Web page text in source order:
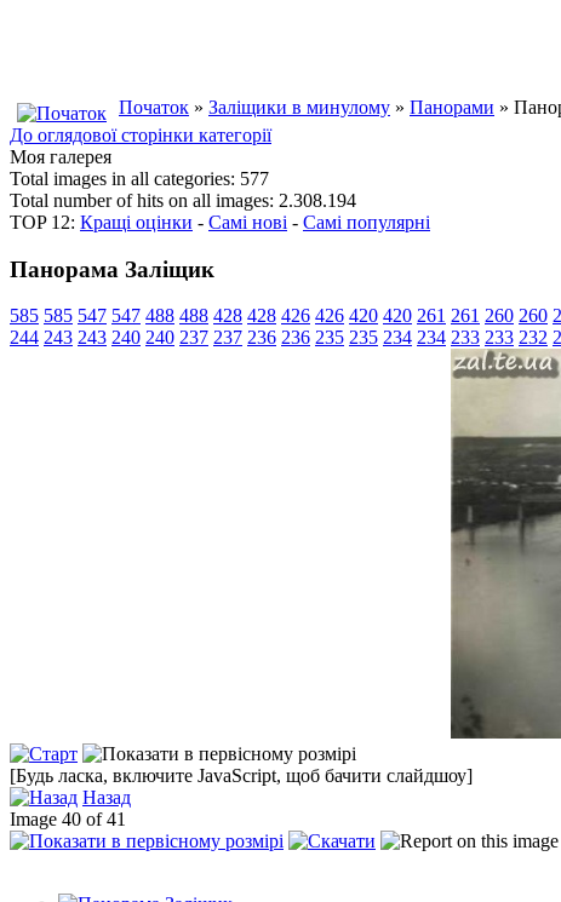
Початок » Заліщики в минулому » Панорами »
До оглядової сторінки категорії
Моя галерея
Total images in all categories: 577
Total number of hits on all images: 2.308.194
TOP 12: Кращі оцінки - Самі нові - Самі популярні
Панорама Заліщик
585 585 547 547 488 488 428 428 426 426 420 420 261 261 260 260
244 243 243 240 240 237 237 236 236 235 235 234 234 233 233 232
[Будь ласка, включите JavaScript, щоб бачити слайдшоу]
Назад
Image 40 of 41